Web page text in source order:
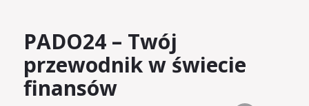
PADO24 – Twój
przewodnik w świecie
finansów